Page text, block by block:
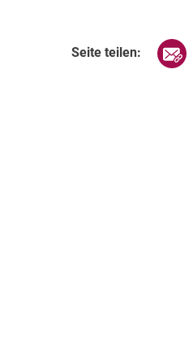
Seite teilen: